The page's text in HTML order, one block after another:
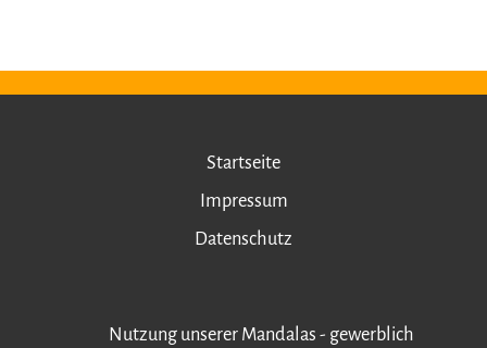
Startseite
Impressum
Datenschutz
Nutzung unserer Mandalas - gewerblich